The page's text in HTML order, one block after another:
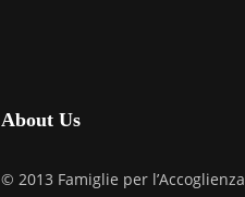
About Us
© 2013 Famiglie per l’Accoglienza